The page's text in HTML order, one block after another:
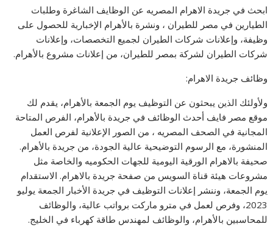
ابحث في جريدة الاهرام المصريه عن الوظايف الشاغرة وطلبات
الطيارين في مصر للطيران ، ونشرة بالأهرام الإخبارية للحصول على
وظيفة، وإعلانات شركات الطيران لجميع التخصصات، وإعلانات
شركات الطيران لشركة بمصر للطيران، من إعلانات مشروع بالأهرام.
وظائف جريدة الاهرام:
ولأولئك الذين يبحثون عن التوظيف يوم الجمعة بالأهرام، يقدم لك
موقع مصر فايف أحدث الوظائف في جريدة بالأهرام، الفرص المتاحة
المجانية في الصحف المصريه ، من الصور الإعلانية لفرص العمل
المنشورة، مع الرسوم التوضيحية عالية الجودة، من جريدة بالأهرام.
صحيفة بالاهرام الورقية اليومية للجهات الحكوميه والخاصة مثل
مشروعات هيئة قناة السويس من صفحة جريدة بالاهرام. الاستقدام
يوم الجمعة، وننشر إعلانات التوظيف في جريدة الأخبار الجمعة يوليو
2023، وفرص لعمل في مترو ماركت برواتب عالية، والوظائف
للمحاسبين بالأهرام، والوظائف لمهندس طاقة كهرباء في الخليج.